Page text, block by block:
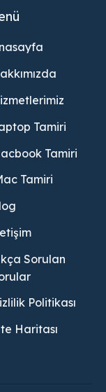
Tamiri
Tamiri
Tamiri
Sorulan
Politikası
Haritası